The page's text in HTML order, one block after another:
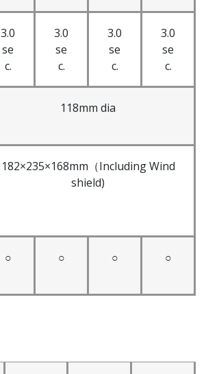
3.0
se
c.
3.0
se
c.
3.0
se
c.
3.0
se
c.
118mm dia
182×235×168mm（Including Wind
shield)
○ ○ ○ ○